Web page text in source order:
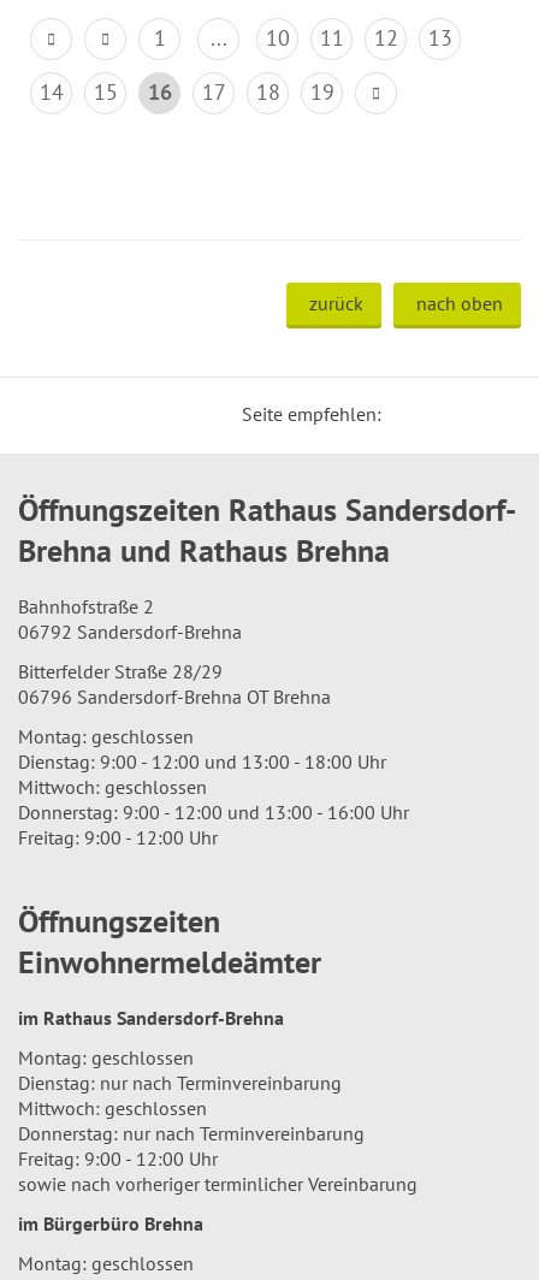
1 ... 10 11 12
13
14
15 16 17 18 19
zurück nach oben
Seite empfehlen:
Öffnungszeiten Rathaus Sandersdorf-
Brehna und Rathaus Brehna
Bahnhofstraße 2
06792 Sandersdorf-Brehna
Bitterfelder Straße 28/29
06796 Sandersdorf-Brehna OT Brehna
Montag: geschlossen
Dienstag: 9:00 - 12:00 und 13:00 - 18:00 Uhr
Mittwoch: geschlossen
Donnerstag: 9:00 - 12:00 und 13:00 - 16:00 Uhr
Freitag: 9:00 - 12:00 Uhr
Öffnungszeiten
Einwohnermeldeämter
im Rathaus Sandersdorf-Brehna
Montag: geschlossen
Dienstag: nur nach Terminvereinbarung
Mittwoch: geschlossen
Donnerstag: nur nach Terminvereinbarung
Freitag: 9:00 - 12:00 Uhr
sowie nach vorheriger terminlicher Vereinbarung
im Bürgerbüro Brehna
Montag: geschlossen